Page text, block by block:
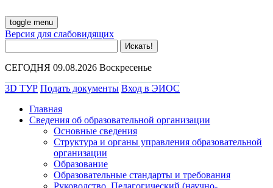
toggle menu
Версия для слабовидящих
СЕГОДНЯ 09.08.2026 Воскресенье
3D ТУР Подать документы Вход в ЭИОС
Главная
Сведения об образовательной организации
Основные сведения
Структура и органы управления образовательной
организации
Образование
Образовательные стандарты и требования
Руководство. Педагогический (научно-